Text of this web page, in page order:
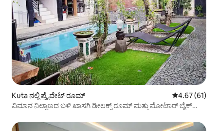
Kuta ನಲ್ಲಿ ಪ್ರೈವೇಟ್ ರೂಮ್ 5 ರಲ್ಲಿ 4.67
4.67 (61)
ವಿಮಾನ ನಿಲ್ದಾಣದ ಬಳಿ ಖಾಸಗಿ ಡೀಲಕ್ಸ್ ರೂಮ್ ಮತ್ತು ಮೋಟಾರ್ ಬೈಕ್